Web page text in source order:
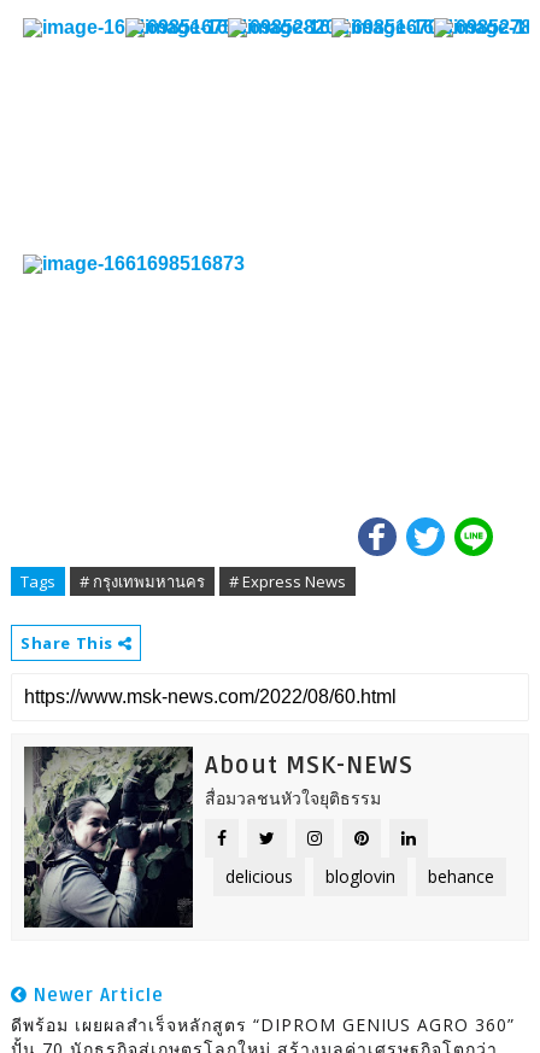
Tags # กรุงเทพมหานคร # Express News
Share This
About MSK-NEWS
สื่อมวลชนหัวใจยุติธรรม
delicious bloglovin behance
Newer Article
ดีพร้อม เผยผลสำเร็จหลักสูตร “DIPROM GENIUS AGRO 360”